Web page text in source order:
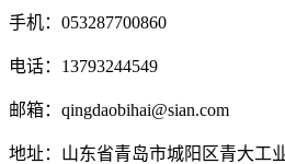
手机：053287700860
电话：13793244549
邮箱：qingdaobihai@sian.com
地址：山东省青岛市城阳区青大工